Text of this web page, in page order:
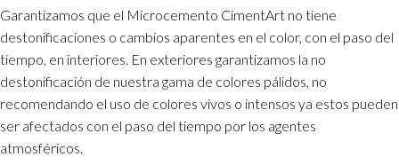
Garantizamos que el Microcemento CimentArt no tiene
destonificaciones o cambios aparentes en el color, con el paso del
tiempo, en interiores. En exteriores garantizamos la no
destonificación de nuestra gama de colores pálidos, no
recomendando el uso de colores vivos o intensos ya estos pueden
ser afectados con el paso del tiempo por los agentes
atmosféricos.